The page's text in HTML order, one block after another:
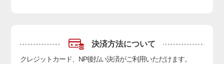
決済方法について
クレジットカード、NP後払い決済がご利用いただけます。